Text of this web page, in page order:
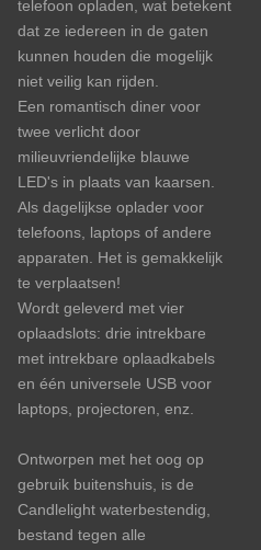
telefoon opladen, wat betekent
dat ze iedereen in de gaten
kunnen houden die mogelijk
niet veilig kan rijden.
Een romantisch diner voor
twee verlicht door
milieuvriendelijke blauwe
LED's in plaats van kaarsen.
Als dagelijkse oplader voor
telefoons, laptops of andere
apparaten. Het is gemakkelijk
te verplaatsen!
Wordt geleverd met vier
oplaadslots: drie intrekbare
met intrekbare oplaadkabels
en één universele USB voor
laptops, projectoren, enz.
Ontworpen met het oog op
gebruik buitenshuis, is de
Candlelight waterbestendig,
bestand tegen alle